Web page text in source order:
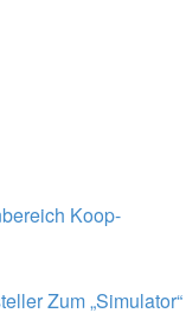
Koop-
Zum „Simulator“